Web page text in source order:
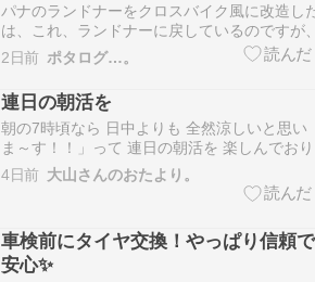
パナのランドナーをクロスバイク風に改造し
は、これ、ランドナーに戻しているのですが
けを取っ払って、こうしてフラットバーにす
ですね。トピークの大型バッグ”恐竜の卵”も
でもこれなら大丈夫でしょう。こういう状態
な、と思います。た…
2日前 ポタログ…。
連日の朝活を
朝の7時頃なら 日中よりも 全然涼しいと思い
ま～す！！」って 連日の朝活を 楽しんでお
想像していたよりも 全然暑い。。。。 本日
り 一本目の作業で 既に 汗だくを 大満喫です
の コンディション的には 朝早くからの作業
4日前 大山さんのおたより。
車検前にタイヤ交換！やっぱり信頼
安心✨